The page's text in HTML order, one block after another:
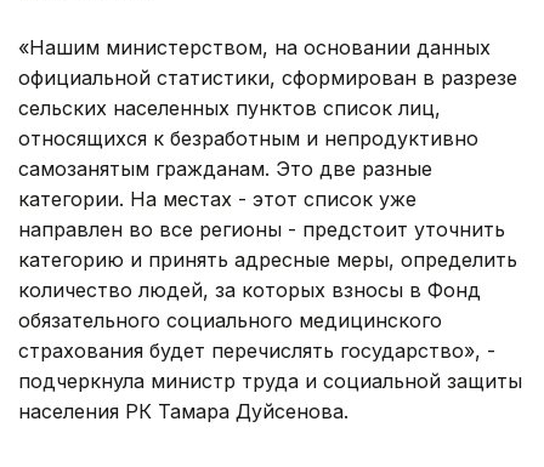
«Нашим министерством, на основании данных
официальной статистики, сформирован в разрезе
сельских населенных пунктов список лиц,
относящихся к безработным и непродуктивно
самозанятым гражданам. Это две разные
категории. На местах - этот список уже
направлен во все регионы - предстоит уточнить
категорию и принять адресные меры, определить
количество людей, за которых взносы в Фонд
обязательного социального медицинского
страхования будет перечислять государство», -
подчеркнула министр труда и социальной защиты
населения РК Тамара Дуйсенова.